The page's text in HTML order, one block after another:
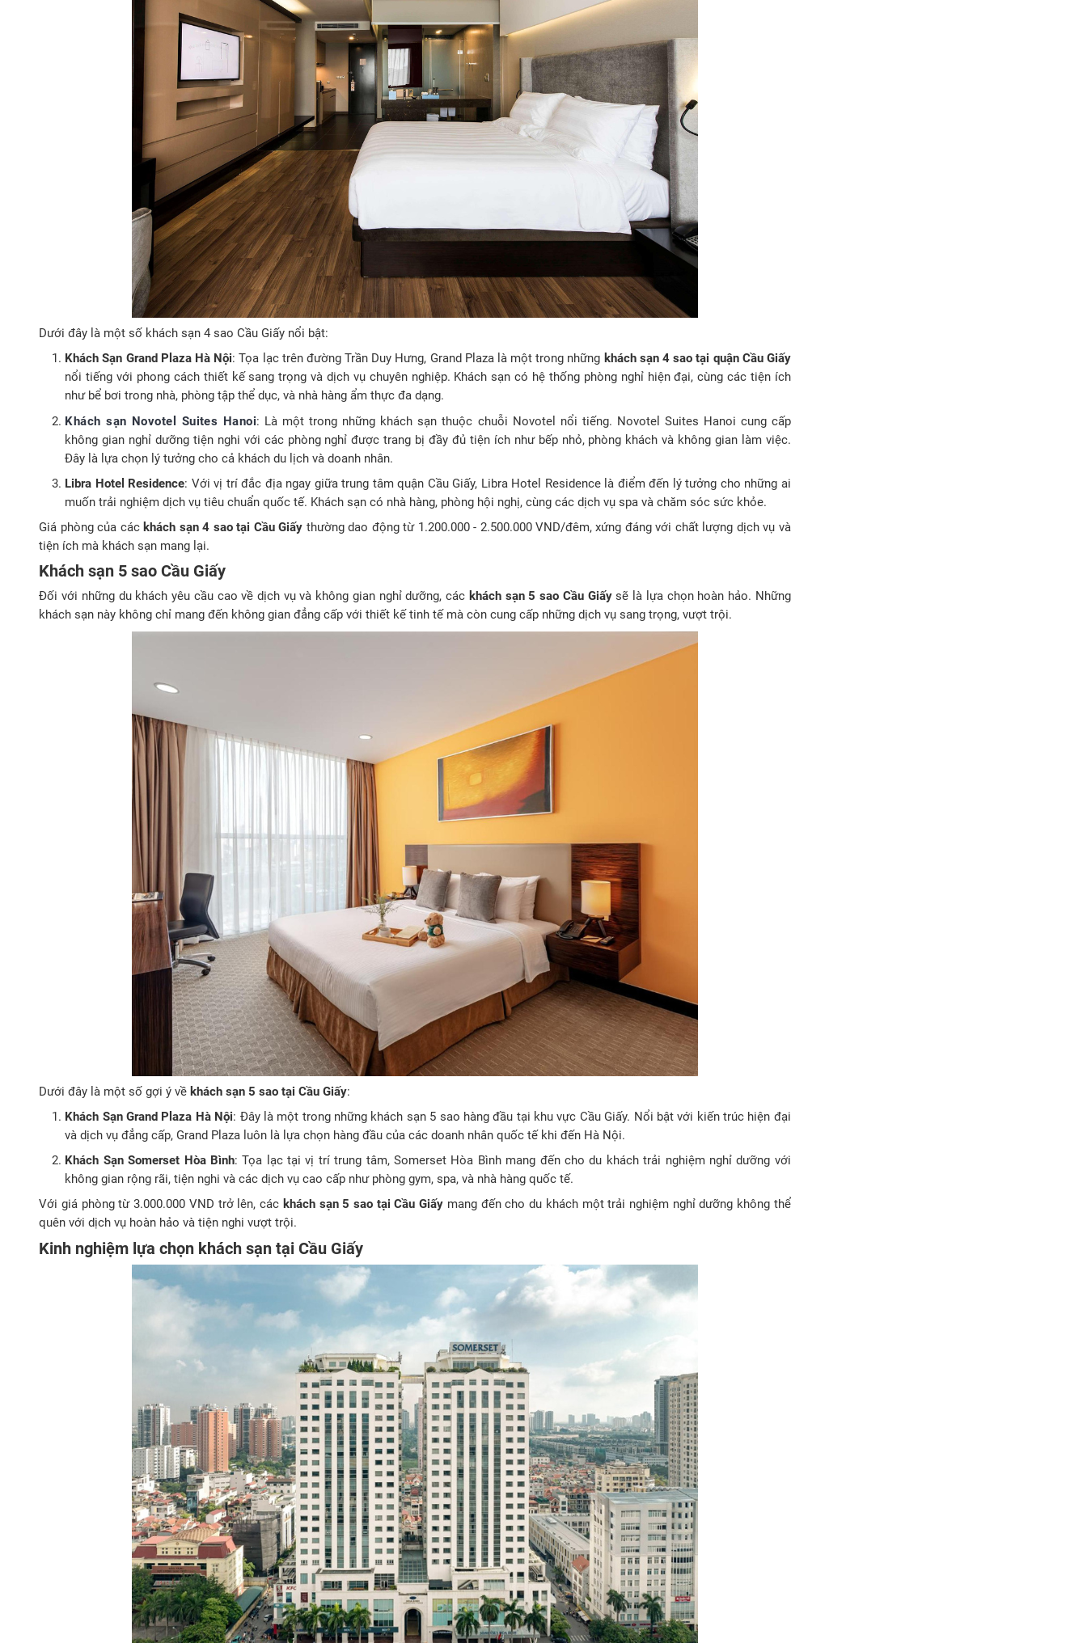
Dưới đây là một số khách sạn 4 sao Cầu Giấy nổi bật:
Khách Sạn Grand Plaza Hà Nội: Tọa lạc trên đường Trần Duy Hưng, Grand Plaza là một trong những khách sạn 4 sao tại quận Cầu Giấy
nổi tiếng với phong cách thiết kế sang trọng và dịch vụ chuyên nghiệp. Khách sạn có hệ thống phòng nghỉ hiện đại, cùng các tiện ích
như bể bơi trong nhà, phòng tập thể dục, và nhà hàng ẩm thực đa dạng.
Khách sạn Novotel Suites Hanoi: Là một trong những khách sạn thuộc chuỗi Novotel nổi tiếng. Novotel Suites Hanoi cung cấp
không gian nghỉ dưỡng tiện nghi với các phòng nghỉ được trang bị đầy đủ tiện ích như bếp nhỏ, phòng khách và không gian làm việc.
Đây là lựa chọn lý tưởng cho cả khách du lịch và doanh nhân.
Libra Hotel Residence: Với vị trí đắc địa ngay giữa trung tâm quận Cầu Giấy, Libra Hotel Residence là điểm đến lý tưởng cho những ai
muốn trải nghiệm dịch vụ tiêu chuẩn quốc tế. Khách sạn có nhà hàng, phòng hội nghị, cùng các dịch vụ spa và chăm sóc sức khỏe.
Giá phòng của các khách sạn 4 sao tại Cầu Giấy thường dao động từ 1.200.000 - 2.500.000 VND/đêm, xứng đáng với chất lượng dịch vụ và
tiện ích mà khách sạn mang lại.
Khách sạn 5 sao Cầu Giấy
Đối với những du khách yêu cầu cao về dịch vụ và không gian nghỉ dưỡng, các khách sạn 5 sao Cầu Giấysẽ là lựa chọn hoàn hảo. Những
khách sạn này không chỉ mang đến không gian đẳng cấp với thiết kế tinh tế mà còn cung cấp những dịch vụ sang trọng, vượt trội.
Dưới đây là một số gợi ý về khách sạn 5 sao tại Cầu Giấy:
Khách Sạn Grand Plaza Hà Nội: Đây là một trong những khách sạn 5 sao hàng đầu tại khu vực Cầu Giấy. Nổi bật với kiến trúc hiện đại
và dịch vụ đẳng cấp, Grand Plaza luôn là lựa chọn hàng đầu của các doanh nhân quốc tế khi đến Hà Nội.
Khách Sạn Somerset Hòa Bình: Tọa lạc tại vị trí trung tâm, Somerset Hòa Bình mang đến cho du khách trải nghiệm nghỉ dưỡng với
không gian rộng rãi, tiện nghi và các dịch vụ cao cấp như phòng gym, spa, và nhà hàng quốc tế.
Với giá phòng từ 3.000.000 VND trở lên, các khách sạn 5 sao tại Cầu Giấy mang đến cho du khách một trải nghiệm nghỉ dưỡng không thể
quên với dịch vụ hoàn hảo và tiện nghi vượt trội.
Kinh nghiệm lựa chọn khách sạn tại Cầu Giấy